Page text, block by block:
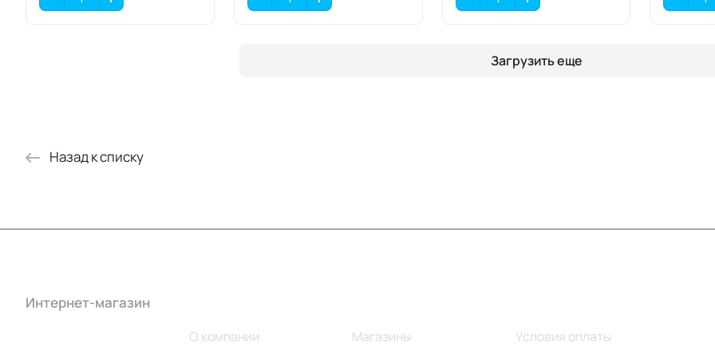
Загрузить еще
Назад к списку
Интернет-магазин
О компании
Магазины
Условия оплаты